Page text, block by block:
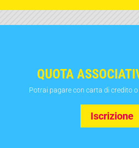
QUOTA
Potrai pagare con carta di credito o
Iscrizione